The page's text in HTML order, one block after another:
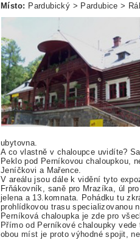
Místo: Pardubický > Pardubice >
ubytovna.
A co vlastně v chaloupce uvidíte?
Peklo pod Perníkovou chaloupkou,
Jeníčkovi a Mařence.
V areálu jsou dále k vidění tyto
Frňákovník, saně pro Mrazíka, úl
jelena a 13.komnata. Pohádku tu
prohlídkovou trasu specializovanou
Perníková chaloupka je zde pro
Přímo od Perníkové chaloupky
obou míst je proto výhodné spojit,